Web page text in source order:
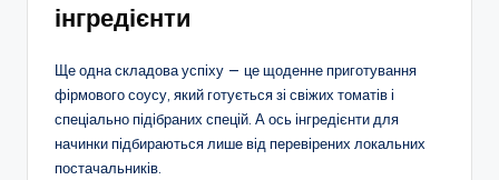
інгредієнти
Ще одна складова успіху — це щоденне приготування
фірмового соусу, який готується зі свіжих томатів і
спеціально підібраних спецій. А ось інгредієнти для
начинки підбираються лише від перевірених локальних
постачальників.